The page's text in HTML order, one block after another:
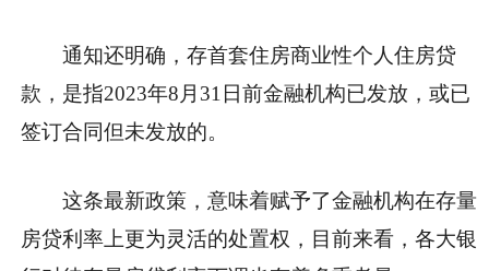
通知还明确，存首套住房商业性个人住房贷
款，是指2023年8月31日前金融机构已发放，或已
签订合同但未发放的。
这条最新政策，意味着赋予了金融机构在存量
房贷利率上更为灵活的处置权，目前来看，各大银